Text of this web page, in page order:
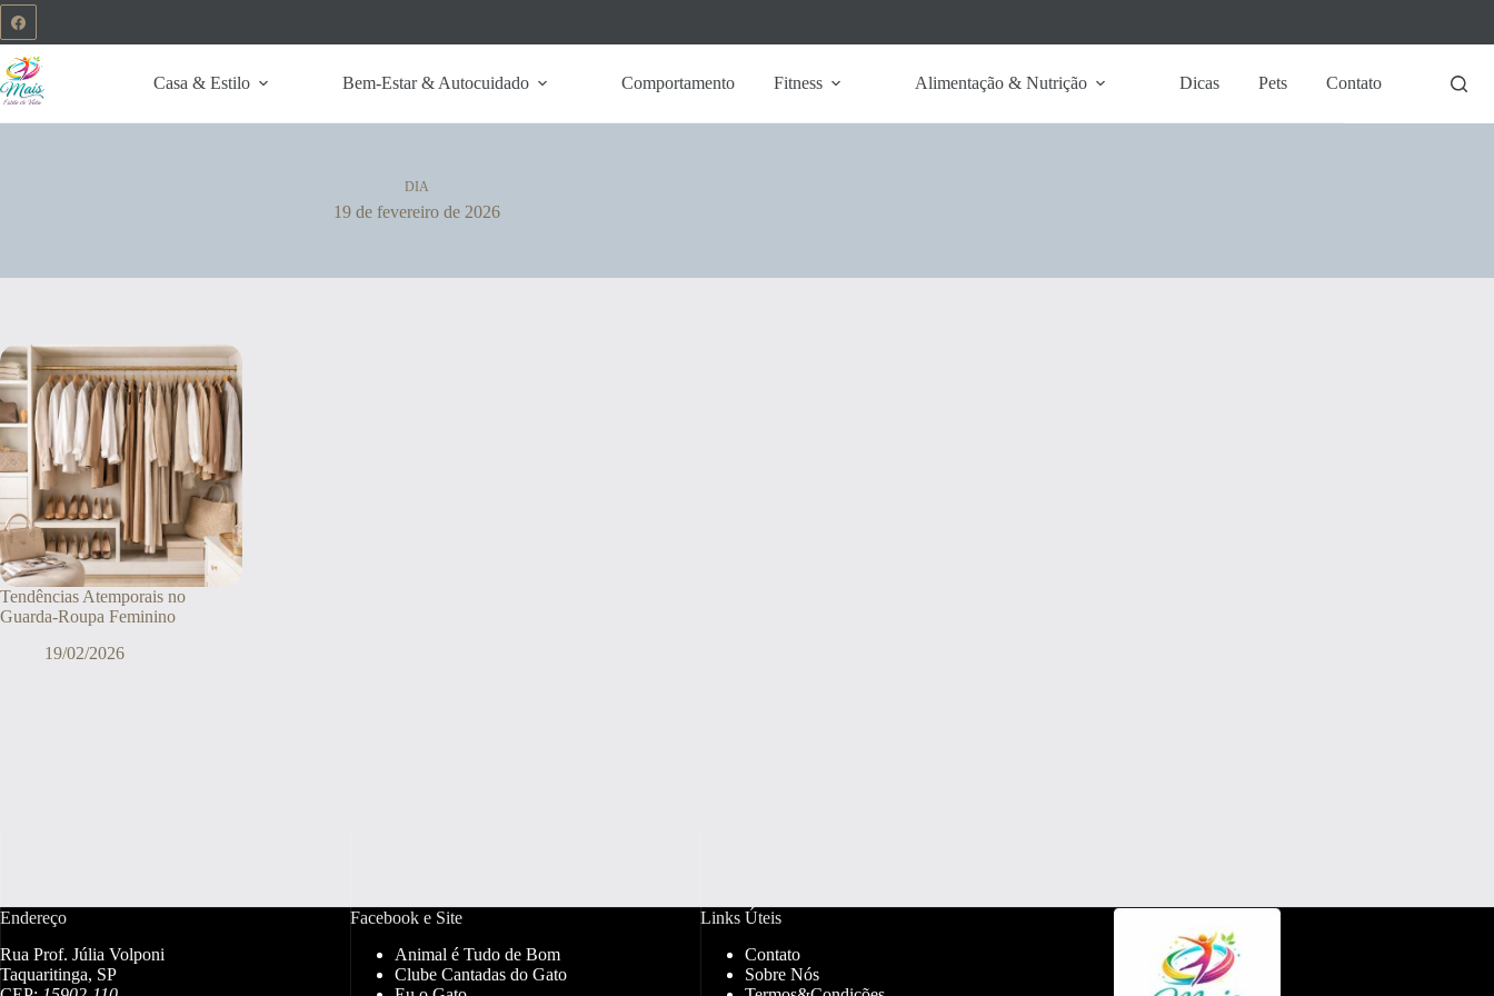
Casa & Estilo Bem-Estar & Autocuidado Comportamento Fitness Alimentação & Nutrição Dicas Pets Contato
DIA
19 de fevereiro de 2026
Tendências Atemporais no
Guarda-Roupa Feminino
19/02/2026
Endereço
Rua Prof. Júlia Volponi
Taquaritinga, SP
Facebook e Site
Animal é Tudo de Bom
Clube Cantadas do Gato
Links Úteis
Contato
Sobre Nós